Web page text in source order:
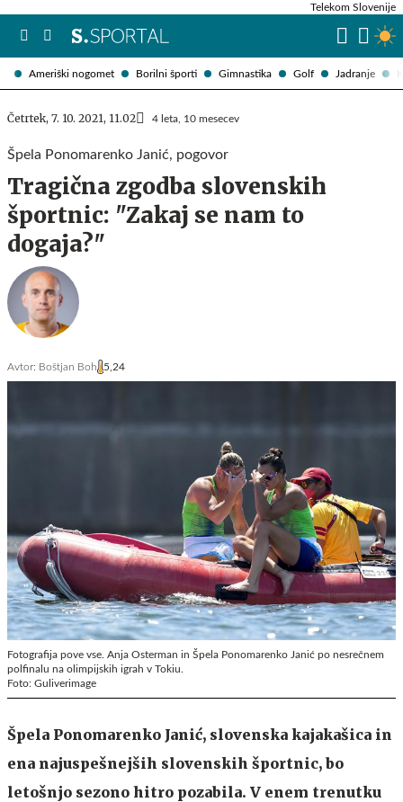
Ameriški nogomet Borilni športi Gimnastika Golf Jadranje
Telekom Slovenije
Četrtek, 7. 10. 2021, 11.02 4 leta, 10 mesecev
Špela Ponomarenko Janić, pogovor
Tragična zgodba slovenskih
športnic: "Zakaj se nam to
dogaja?"
Avtor: Boštjan Boh 5,24
Fotografija pove vse. Anja Osterman in Špela Ponomarenko Janić po nesrečnem
polfinalu na olimpijskih igrah v Tokiu.
Foto: Guliverimage
Špela Ponomarenko Janić, slovenska kajakašica in
ena najuspešnejših slovenskih športnic, bo
letošnjo sezono hitro pozabila. V enem trenutku